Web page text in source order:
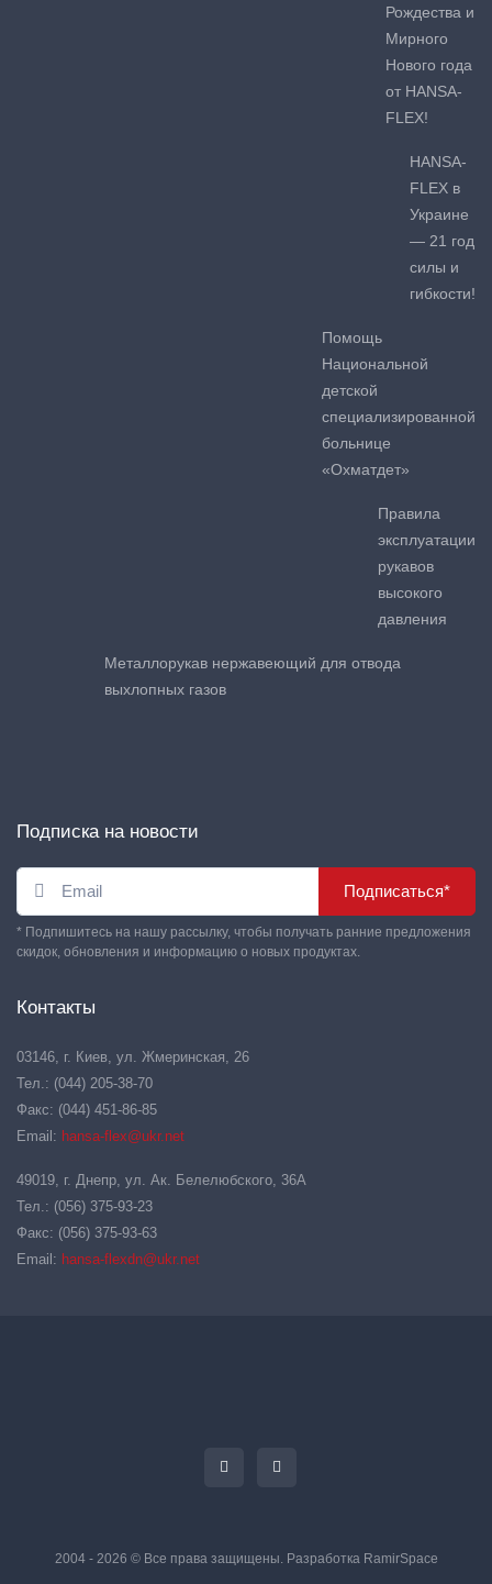
Рождества и
Мирного
Нового года
от HANSA-
FLEX!
HANSA-
FLEX в
Украине
— 21 год
силы и
гибкости!
Помощь
Национальной
детской
специализированной
больнице
«Охматдет»
Правила
эксплуатации
рукавов
высокого
давления
Металлорукав нержавеющий для отвода
выхлопных газов
Подписка на новости
Подписаться*
* Подпишитесь на нашу рассылку, чтобы получать ранние предложения
скидок, обновления и информацию о новых продуктах.
Контакты
03146, г. Киев, ул. Жмеринская, 26
Тел.: (044) 205-38-70
Факс: (044) 451-86-85
Email: hansa-flex@ukr.net
49019, г. Днепр, ул. Ак. Белелюбского, 36А
Тел.: (056) 375-93-23
Факс: (056) 375-93-63
Email: hansa-flexdn@ukr.net
2004 - 2026 © Все права защищены. Разработка RamirSpace